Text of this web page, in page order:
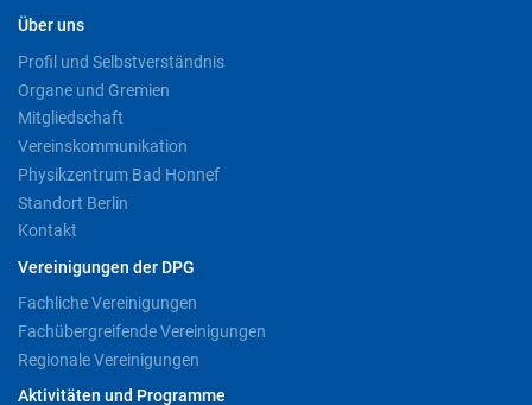
Über uns
Profil und Selbstverständnis
Organe und Gremien
Mitgliedschaft
Vereinskommunikation
Physikzentrum Bad Honnef
Standort Berlin
Kontakt
Vereinigungen der DPG
Fachliche Vereinigungen
Fachübergreifende Vereinigungen
Regionale Vereinigungen
Aktivitäten und Programme